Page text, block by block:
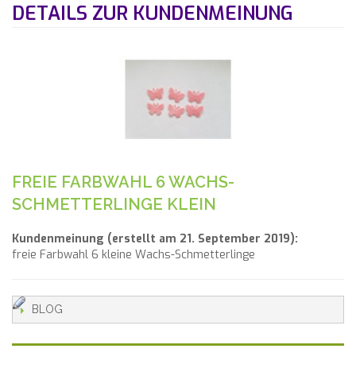
DETAILS ZUR KUNDENMEINUNG
FREIE FARBWAHL 6 WACHS-
SCHMETTERLINGE KLEIN
Kundenmeinung (erstellt am 21. September 2019):
freie Farbwahl 6 kleine Wachs-Schmetterlinge
BLOG